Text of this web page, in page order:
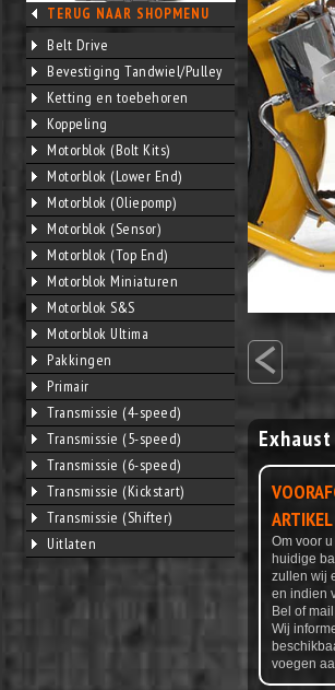
TERUG NAAR SHOPMENU
Belt Drive
Bevestiging Tandwiel/Pulley
Ketting en toebehoren
Koppeling
Motorblok (Bolt Kits)
Motorblok (Lower End)
Motorblok (Oliepomp)
Motorblok (Sensor)
Motorblok (Top End)
Motorblok Miniaturen
Motorblok S&S
Motorblok Ultima
Pakkingen
Primair
Transmissie (4-speed)
Transmissie (5-speed)
Transmissie (6-speed)
Transmissie (Kickstart)
Transmissie (Shifter)
Uitlaten
<
ARTIKEL
Om voor
huidige
zullen wij
en indien
Bel of
Wij
voegen